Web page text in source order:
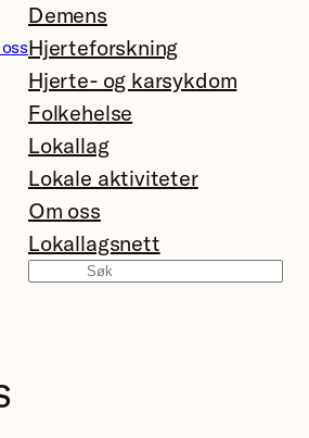
Demens
Hjerteforskning
Hjerte- og karsykdom
Folkehelse
Lokallag
Lokale aktiviteter
Om oss
Lokallagsnett